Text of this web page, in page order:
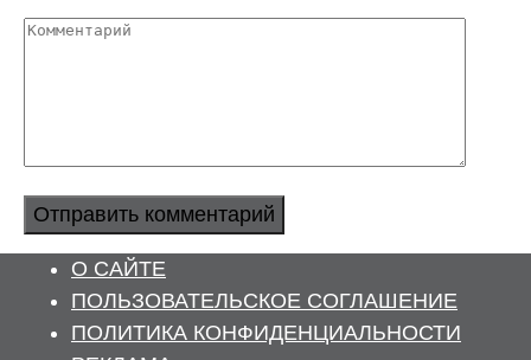
Комментарий
О САЙТЕ
ПОЛЬЗОВАТЕЛЬСКОЕ СОГЛАШЕНИЕ
ПОЛИТИКА КОНФИДЕНЦИАЛЬНОСТИ